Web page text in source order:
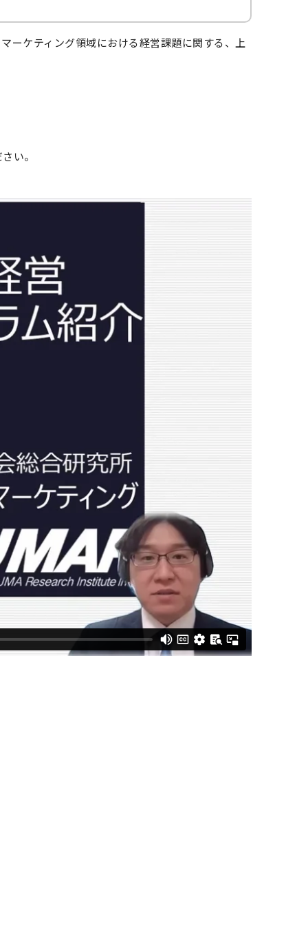
ーケティング領域における経営課題に関する、上
い。